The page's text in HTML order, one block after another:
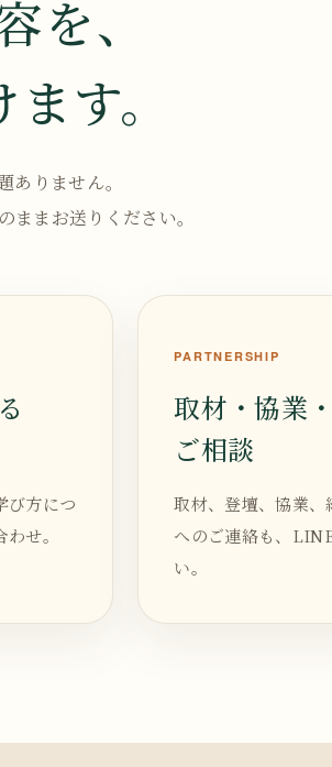
を、
す。
ありません。
まお送りください。
び方につ
せ。
PARTNERSHIP
取材・協業
ご相談
取材、登壇、協業
へのご連絡も、
い。